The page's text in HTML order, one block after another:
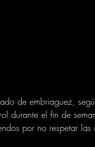
de embriaguez,
durante el fin de
por no respetar las